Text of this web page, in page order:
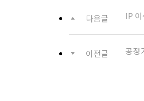
다음글 IP
이전글 공정